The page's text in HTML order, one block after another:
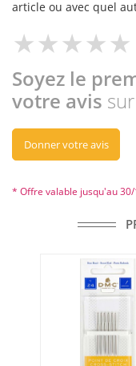
article ou avec quel
Soyez le
votre avis
Donner votre avis
* Offre valable jusqu'au